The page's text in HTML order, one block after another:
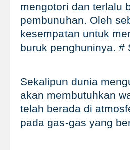
mengotori dan terlalu
pembunuhan. Oleh
kesempatan untuk
buruk penghuninya. #
Sekalipun dunia
akan membutuhkan
telah berada di
pada gas-gas yang